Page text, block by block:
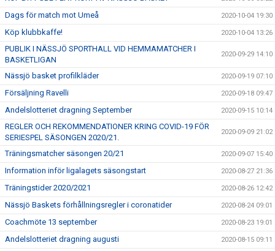
Dags för match mot Umeå 2020-10-04 19:30
Köp klubbkaffe! 2020-10-04 13:26
PUBLIK I NÄSSJÖ SPORTHALL VID HEMMAMATCHER I
BASKETLIGAN
2020-09-29 14:10
Nässjö basket profilkläder 2020-09-19 07:10
Försäljning Ravelli 2020-09-18 09:47
Andelslotteriet dragning September 2020-09-15 10:14
REGLER OCH REKOMMENDATIONER KRING COVID-19 FÖR
SERIESPEL SÄSONGEN 2020/21.
2020-09-09 21:02
Träningsmatcher säsongen 20/21 2020-09-07 15:40
Information inför ligalagets säsongstart 2020-08-27 21:36
Träningstider 2020/2021 2020-08-26 12:42
Nässjö Baskets förhållningsregler i coronatider 2020-08-24 09:01
Coachmöte 13 september 2020-08-23 19:01
Andelslotteriet dragning augusti 2020-08-15 09:11